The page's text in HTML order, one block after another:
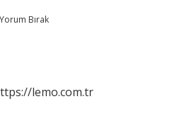
Yorum Bırak
lemo.com.tr